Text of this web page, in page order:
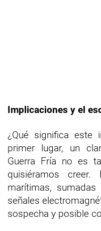
Implicaciones y el
¿Qué significa este
primer lugar, un
Guerra Fría no es
quisiéramos
marítimas,
señales
sospecha y posible